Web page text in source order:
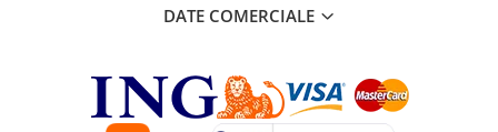
DATE COMERCIALE